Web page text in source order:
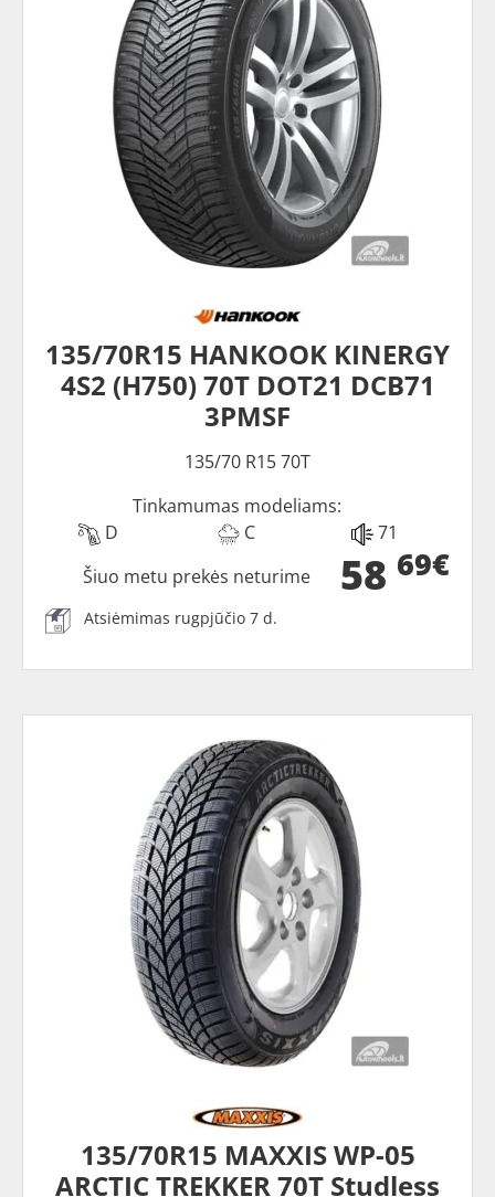
135/70R15 HANKOOK KINERGY
4S2 (H750) 70T DOT21 DCB71
3PMSF
135/70 R15 70T
Tinkamumas modeliams:
D
C 71
58 69€
Šiuo metu prekės neturime
Atsiėmimas rugpjūčio 7 d.
135/70R15 MAXXIS WP-05
ARCTIC TREKKER 70T Studless